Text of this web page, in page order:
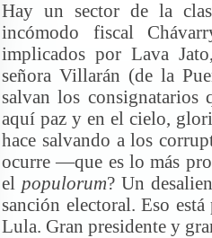
Hay un sector de la
incómodo fiscal
implicados por Lava
señora Villarán (de la
salvan los consignatarios
aquí paz y en el cielo,
hace salvando a los
ocurre —que es lo más
el populorum? Un
sanción electoral. Eso
Lula. Gran presidente y